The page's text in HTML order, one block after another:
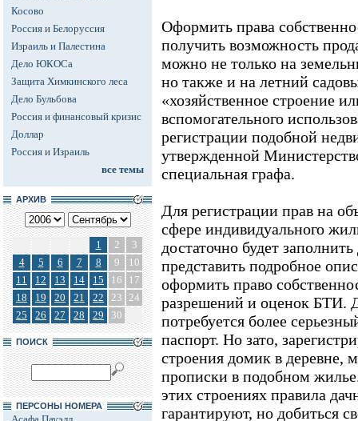
Косово
Россия и Белоруссия
Израиль и Палестина
Дело ЮКОСа
Защита Химкинского леса
Дело Бульбова
Россия и финансовый кризис
Доллар
Россия и Израиль
все темы
АРХИВ
1 2
3
4
5 6 7 8 9
10
11
12 13 14 15 16
17
18
19 20 21 22 23 24
25
26 27 28 29 30
ПОИСК
ПЕРСОНЫ НОМЕРА
Оформить права
получить возможность
можно не только на
но также и на летний
«хозяйственное строение
вспомогательного
регистрации подобной
утвержденной
специальная графа.
Для регистрации прав на
сфере индивидуального
достаточно будет
представить подробное
оформить право
разрешений и оценок БТИ.
потребуется более
паспорт. Но зато,
строения домик в деревне,
прописки в подобном
этих строениях правила
гарантируют, но добиться